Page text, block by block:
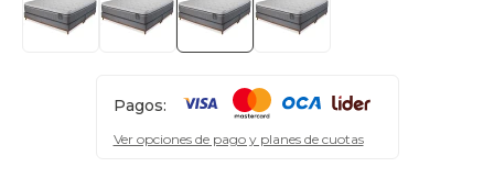
Pagos:
Ver opciones de pago y planes de cuotas